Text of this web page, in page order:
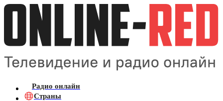
Радио онлайн
Страны